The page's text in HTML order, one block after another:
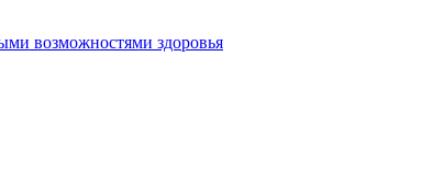
возможностями здоровья